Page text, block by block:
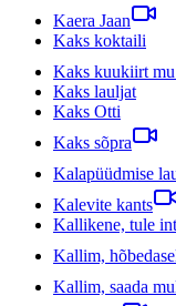
Kaera Jaan
Kaks koktaili
Kaks kuukiirt mu
Kaks lauljat
Kaks Otti
Kaks sõpra
Kalapüüdmise
Kalevite kants
Kallikene, tule
Kallim,
Kallim, saada